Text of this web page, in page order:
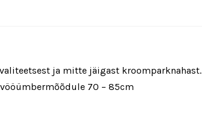
ja mitte jäigast kroomparknahast.
70 – 85cm